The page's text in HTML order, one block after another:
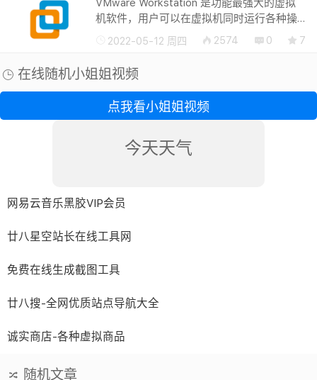
VMware Workstation 是功能最强大的虚拟
机软件，用户可以在虚拟机同时运行各种操
作系统，进行开发、测试、演示和部署软
件，虚拟机中复制服务器、台式机和平板环
境，每个虚拟机可分配多个处理器核心、主...
2022-05-12 周四 2574 0 7
在线随机小姐姐视频
点我看小姐姐视频
今天天气
网易云音乐黑胶VIP会员
廿八星空站长在线工具网
免费在线生成截图工具
廿八搜-全网优质站点导航大全
诚实商店-各种虚拟商品
随机文章